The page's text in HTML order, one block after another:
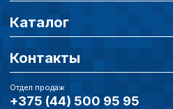
Каталог
Контакты
Отдел продаж
+375 (44) 500 95 95